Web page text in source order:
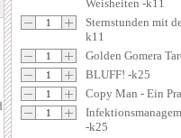
Weisheiten -k11
Sternstunden mit
k11
Golden Gomera
BLUFF! -k25
Copy Man - Ein
-k25